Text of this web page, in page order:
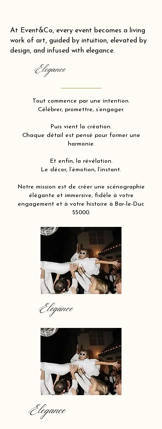
At Event&Co, every event becomes a living
work of art, guided by intuition, elevated by
design, and infused with elegance.
Elegance
Tout commence par une intention.
Célébrer, promettre, s’engager.
Puis vient la création.
Chaque détail est pensé pour former une
harmonie.
Et enfin, la révélation.
Le décor, l’émotion, l’instant.
Notre mission est de créer une scénographie
élégante et immersive, fidèle à votre
engagement et à votre histoire à Bar-le-Duc
55000.
Elegance
Elegance